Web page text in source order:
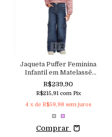
1 /2
Jaqueta Puffer Feminina
Infantil em Matelassê
Forrada Macutie
R$239,90
R$215,91 com Pix
4 x de R$59,98 sem juros
Comprar